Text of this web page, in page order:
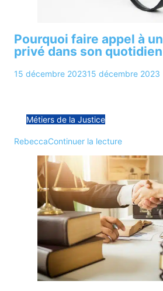
Pourquoi faire appel à
privé dans son
15 décembre 202315 décembre 2023
Métiers de la Justice
RebeccaContinuer la lecture